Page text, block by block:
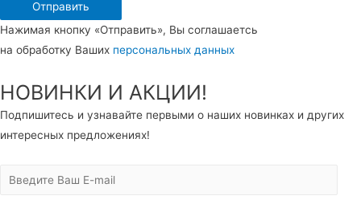
Отправить
Нажимая кнопку «Отправить», Вы соглашаетсь
на обработку Ваших персональных данных
НОВИНКИ И АКЦИИ!
Подпишитесь и узнавайте первыми о наших новинках и других
интересных предложениях!